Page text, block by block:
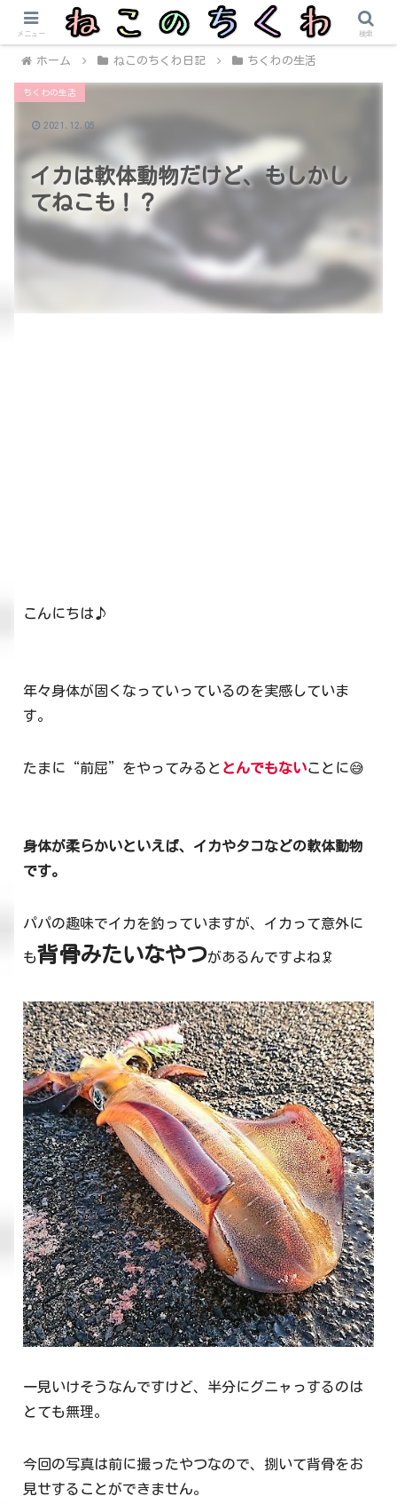
ホーム ねこのちくわ日記 ちくわの生活
イカは軟体動物だけど、もしかし
てねこも！？
ちくわの生活
2021.12.05
こんにちは♪
年々身体が固くなっていっているのを実感していま
す。
たまに“前屈”をやってみると とんでもないことに😅
身体が柔らかいといえば、イカやタコなどの軟体動物
です。
パパの趣味でイカを釣っていますが、イカって意外に
も背骨みたいなやつがあるんですよね🦑
一見いけそうなんですけど、半分にグニャっするのは
とても無理。
今回の写真は前に撮ったやつなので、捌いて背骨をお
見せすることができません。
メニュー 検索